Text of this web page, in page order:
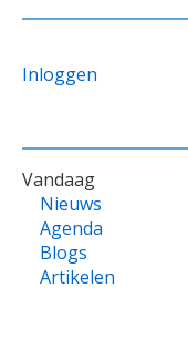
Inloggen
VOET
Vandaag
Nieuws
Agenda
Blogs
Artikelen